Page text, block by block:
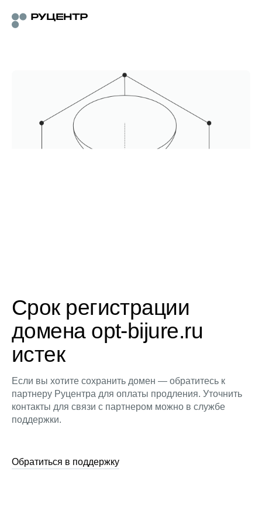
Срок регистрации
домена opt-bijure.ru
истек
Если вы хотите сохранить домен — обратитесь к
партнеру Руцентра для оплаты продления. Уточнить
контакты для связи с партнером можно в службе
поддержки.
Обратиться в поддержку